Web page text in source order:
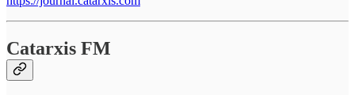
Catarxis FM